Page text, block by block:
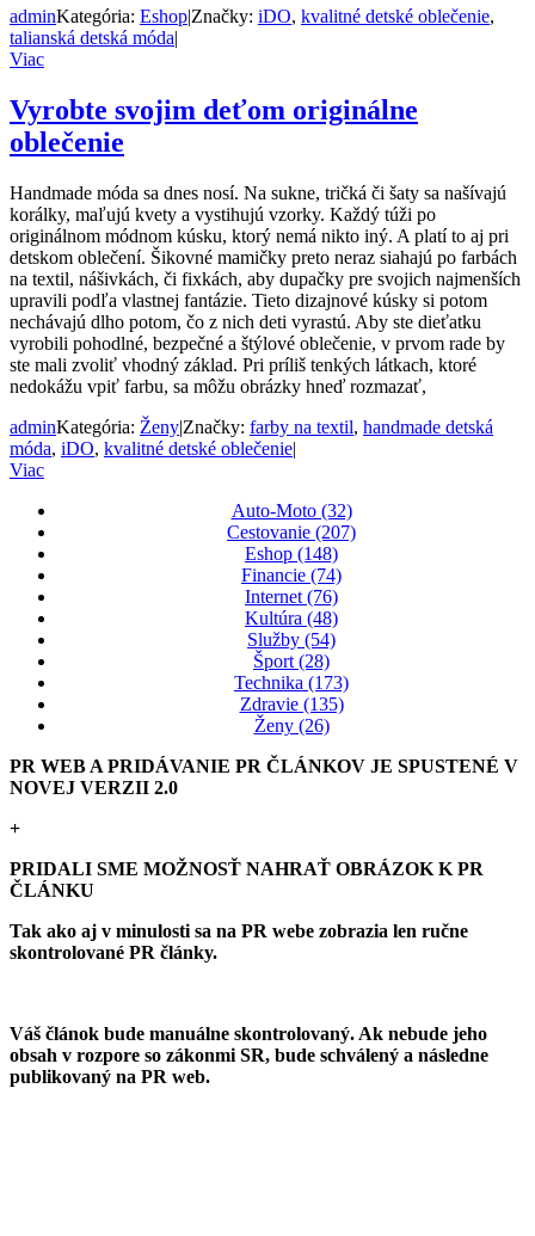
adminKategória: Eshop|Značky: iDO, kvalitné detské oblečenie,
talianská detská móda|
Viac
Vyrobte svojim deťom originálne
oblečenie
Handmade móda sa dnes nosí. Na sukne, tričká či šaty sa našívajú
korálky, maľujú kvety a vystihujú vzorky. Každý túži po
originálnom módnom kúsku, ktorý nemá nikto iný. A platí to aj pri
detskom oblečení. Šikovné mamičky preto neraz siahajú po farbách
na textil, nášivkách, či fixkách, aby dupačky pre svojich najmenších
upravili podľa vlastnej fantázie. Tieto dizajnové kúsky si potom
nechávajú dlho potom, čo z nich deti vyrastú. Aby ste dieťatku
vyrobili pohodlné, bezpečné a štýlové oblečenie, v prvom rade by
ste mali zvoliť vhodný základ. Pri príliš tenkých látkach, ktoré
nedokážu vpiť farbu, sa môžu obrázky hneď rozmazať,
adminKategória: Ženy|Značky: farby na textil, handmade detská
móda, iDO, kvalitné detské oblečenie|
Viac
Auto-Moto (32)
Cestovanie (207)
Eshop (148)
Financie (74)
Internet (76)
Kultúra (48)
Služby (54)
Šport (28)
Technika (173)
Zdravie (135)
Ženy (26)
PR WEB A PRIDÁVANIE PR ČLÁNKOV JE SPUSTENÉ V
NOVEJ VERZII 2.0
+
PRIDALI SME MOŽNOSŤ NAHRAŤ OBRÁZOK K PR
ČLÁNKU
Tak ako aj v minulosti sa na PR webe zobrazia len ručne
skontrolované PR články.
Váš článok bude manuálne skontrolovaný. Ak nebude jeho
obsah v rozpore so zákonmi SR, bude schválený a následne
publikovaný na PR web.